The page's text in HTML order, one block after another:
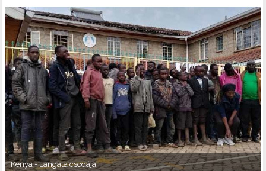
Kenya - Langata csodája